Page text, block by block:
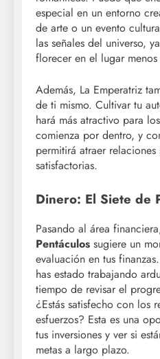
especial en un entorno
de arte o un evento
las señales del universo,
florecer en el lugar menos
Además, La Emperatriz
de ti mismo. Cultivar tu
hará más atractivo para
comienza por dentro, y
permitirá atraer relaciones
satisfactorias.
Dinero: El Siete de
Pasando al área
Pentáculos sugiere un
evaluación en tus
has estado trabajando
tiempo de revisar el
¿Estás satisfecho con los
esfuerzos? Esta es una
tus inversiones y ver si
metas a largo plazo.